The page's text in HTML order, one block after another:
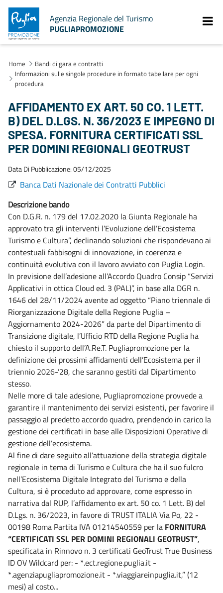
Agenzia Regionale del Turismo
PUGLIAPROMOZIONE
Home
Bandi di gara e contratti
Informazioni sulle singole procedure in formato tabellare per ogni
procedura
AFFIDAMENTO EX ART. 50 CO. 1 LETT.
B) DEL D.LGS. N. 36/2023 E IMPEGNO DI
SPESA. FORNITURA CERTIFICATI SSL
PER DOMINI REGIONALI GEOTRUST
Data Di Pubblicazione: 05/12/2025
Banca Dati Nazionale dei Contratti Pubblici
Descrizione bando
Con D.G.R. n. 179 del 17.02.2020 la Giunta Regionale ha
approvato tra gli interventi l’Evoluzione dell’Ecosistema
Turismo e Cultura”, declinando soluzioni che rispondevano ai
contestuali fabbisogni di innovazione, in coerenza e
continuità evolutiva con il lavoro avviato con Puglia Login.
In previsione dell’adesione all’Accordo Quadro Consip “Servizi
Applicativi in ottica Cloud ed. 3 (PAL)”, in base alla DGR n.
1646 del 28/11/2024 avente ad oggetto “Piano triennale di
Riorganizzazione Digitale della Regione Puglia –
Aggiornamento 2024-2026” da parte del Dipartimento di
Transizione digitale, l’Ufficio RTD della Regione Puglia ha
chiesto il supporto dell’A.Re.T. Pugliapromozione per la
definizione dei prossimi affidamenti dell’Ecosistema per il
triennio 2026-’28, che saranno gestiti dal Dipartimento
stesso.
Nelle more di tale adesione, Pugliapromozione provvede a
garantire il mantenimento dei servizi esistenti, per favorire il
passaggio al predetto accordo quadro, prendendo in carico la
gestione dei certificati in base alle Disposizioni Operative di
gestione dell’ecosistema.
Al fine di dare seguito all’attuazione della strategia digitale
regionale in tema di Turismo e Cultura che ha il suo fulcro
nell’Ecosistema Digitale Integrato del Turismo e della
Cultura, si è proceduto ad approvare, come espresso in
narrativa dal RUP, l’affidamento ex art. 50 co. 1 Lett. B) del
D.Lgs. n. 36/2023, in favore di TRUST ITALIA Via Po, 22 -
00198 Roma Partita IVA 01214540559 per la FORNITURA
“CERTIFICATI SSL PER DOMINI REGIONALI GEOTRUST”,
specificata in Rinnovo n. 3 certificati GeoTrust True Business
ID OV Wildcard per: - *.ect.regione.puglia.it -
*.agenziapugliapromozione.it - *.viaggiareinpuglia.it,” (12
mesi) al costo...